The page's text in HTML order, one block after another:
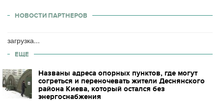
НОВОСТИ ПАРТНЕРОВ
загрузка...
ЕЩЕ
Названы адреса опорных пунктов, где могут
согреться и переночевать жители Деснянского
района Киева, который остался без
энергоснабжения